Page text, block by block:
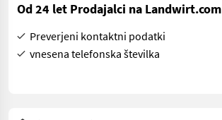
Od 24 let Prodajalci na Landwirt.com
Preverjeni kontaktni podatki
vnesena telefonska številka